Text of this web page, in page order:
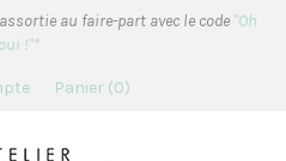
assortie au faire-part avec le code "Oh
oui !"*
Panier 0